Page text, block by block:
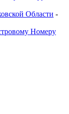
Области -
Номеру